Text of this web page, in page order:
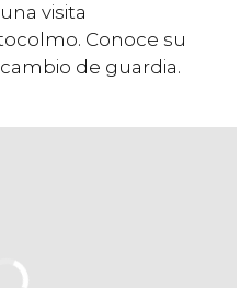
visita
Conoce su
de guardia.